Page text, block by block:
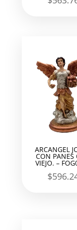
ARCANGEL
CON PANES
VIEJO. –
$